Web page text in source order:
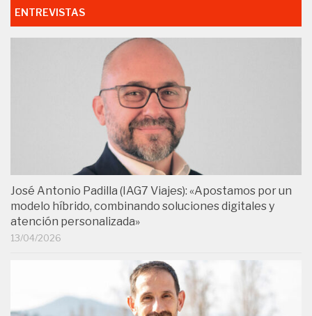
ENTREVISTAS
José Antonio Padilla (IAG7 Viajes): «Apostamos por un
modelo híbrido, combinando soluciones digitales y
atención personalizada»
13/04/2026